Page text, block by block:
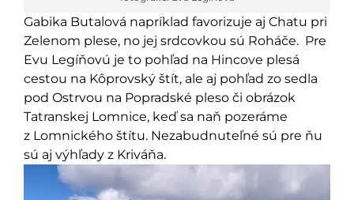
Gabika Butalová napríklad favorizuje aj Chatu pri
Zelenom plese, no jej srdcovkou sú Roháče. Pre
Evu Legíňovú je to pohľad na Hincove plesá
cestou na Kôprovský štít, ale aj pohľad zo sedla
pod Ostrvou na Popradské pleso či obrázok
Tatranskej Lomnice, keď sa naň pozeráme
z Lomnického štítu. Nezabudnuteľné sú pre ňu
sú aj výhľady z Kriváňa.